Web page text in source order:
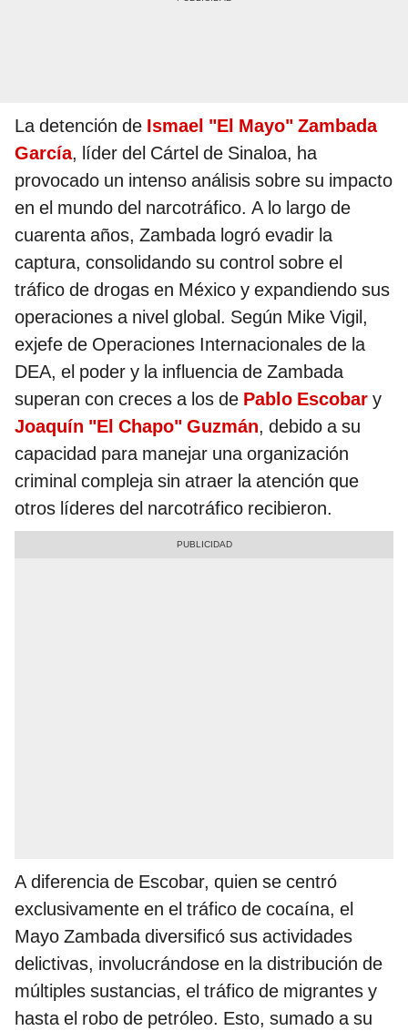
La detención de Ismael "El Mayo" Zambada
García, líder del Cártel de Sinaloa, ha
provocado un intenso análisis sobre su impacto
en el mundo del narcotráfico. A lo largo de
cuarenta años, Zambada logró evadir la
captura, consolidando su control sobre el
tráfico de drogas en México y expandiendo sus
operaciones a nivel global. Según Mike Vigil,
exjefe de Operaciones Internacionales de la
DEA, el poder y la influencia de Zambada
superan con creces a los de Pablo Escobar y
Joaquín "El Chapo" Guzmán, debido a su
capacidad para manejar una organización
criminal compleja sin atraer la atención que
otros líderes del narcotráfico recibieron.
A diferencia de Escobar, quien se centró
exclusivamente en el tráfico de cocaína, el
Mayo Zambada diversificó sus actividades
delictivas, involucrándose en la distribución de
múltiples sustancias, el tráfico de migrantes y
hasta el robo de petróleo. Esto, sumado a su